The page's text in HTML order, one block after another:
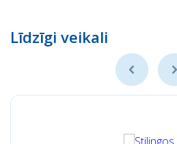
Līdzīgi veikali